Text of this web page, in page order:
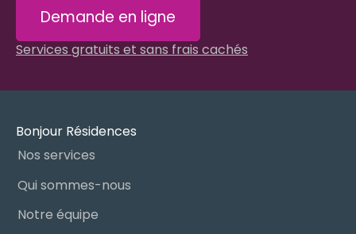
Demande en ligne
Services gratuits et sans frais cachés
Bonjour Résidences
Nos services
Qui sommes-nous
Notre équipe